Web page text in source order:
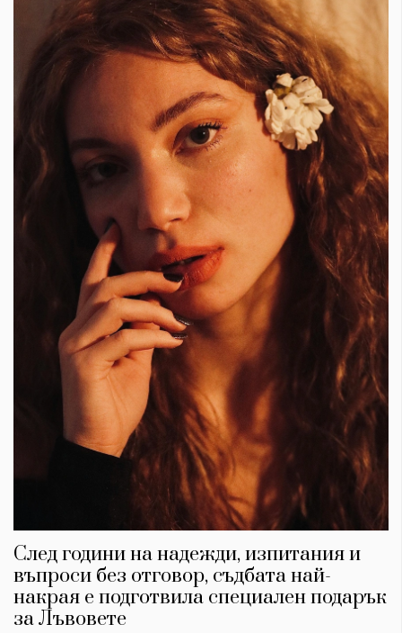
След години на надежди, изпитания и
въпроси без отговор, съдбата най-
накрая е подготвила специален подарък
за Лъвовете